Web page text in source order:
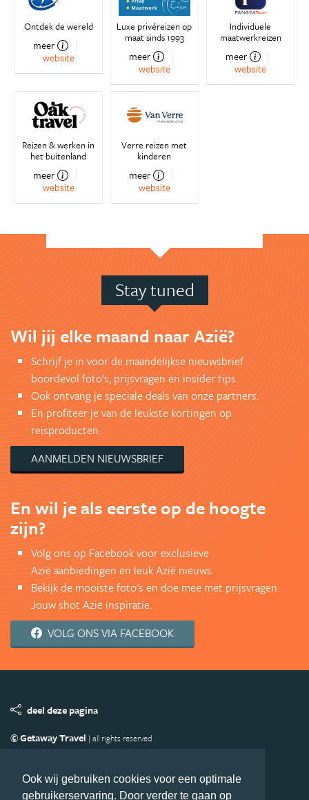
Ook wij gebruiken cookies voor een optimale
gebruikerservaring. Door verder te gaan op
Ontdek de wereld
meer
website
Luxe privéreizen op
maat sinds 1993
meer
website
Individuele
maatwerkreizen
meer
website
Reizen & werken in
het buitenland
meer
website
Verre reizen met
kinderen
meer
website
Stay tuned
Wil jij elke maand naar Azië?
Schrijf je in voor de maandelijkse nieuwsbrief
boordevol foto's, prijsvragen en insider tips.
Ook ontvang je speciale deals van onze partners.
En profiteer je van de leukste kortingen op
reisproducten.
AANMELDEN NIEUWSBRIEF
En wil je als eerste op de hoogte
zijn?
Volg ons op Facebook voor exclusieve
Azië aanbiedingen en leuk Azië nieuws.
Bekijk de mooiste foto's en doe mee met prijsvragen.
Jouw shot Azië inspiratie.
VOLG ONS VIA FACEBOOK
deel deze pagina
© Getaway Travel | all rights reserved
Copyright
Privacy statement Disclaimer
Cookies